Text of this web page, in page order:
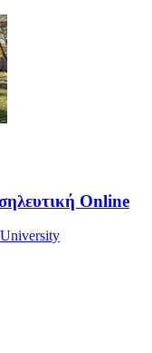
Online